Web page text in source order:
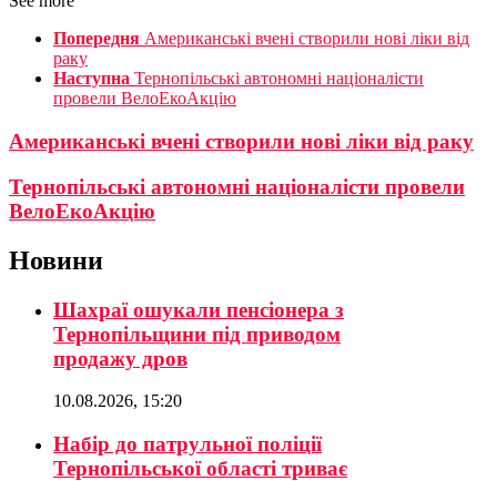
Попередня Американські вчені створили нові ліки від
раку
Наступна Тернопільські автономні націоналісти
провели ВелоЕкоАкцію
Американські вчені створили нові ліки від раку
Тернопільські автономні націоналісти провели
ВелоЕкоАкцію
Новини
Шахраї ошукали пенсіонера з
Тернопільщини під приводом
продажу дров
10.08.2026, 15:20
Набір до патрульної поліції
Тернопільської області триває